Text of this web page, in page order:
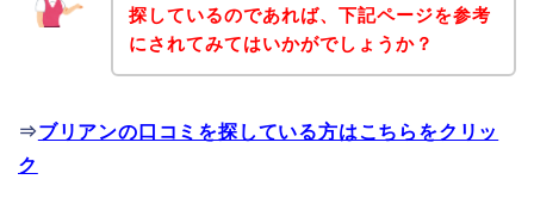
探しているのであれば、下記ページを参考
にされてみてはいかがでしょうか？
⇒ブリアンの口コミを探している方はこちらをクリッ
ク